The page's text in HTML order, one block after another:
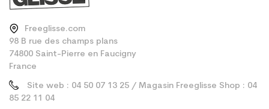
Freeglisse.com
98 B rue des champs plans
74800 Saint-Pierre en Faucigny
France
Site web : 04 50 07 13 25 / Magasin Freeglisse Shop : 04
85 22 11 04